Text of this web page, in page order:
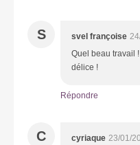
S svel françoise
Quel beau travail
délice !
Répondre
C cyriaque 23/01/